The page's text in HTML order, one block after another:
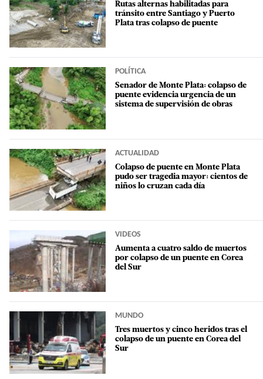
Rutas alternas habilitadas para
tránsito entre Santiago y Puerto
Plata tras colapso de puente
POLÍTICA
Senador de Monte Plata: colapso de
puente evidencia urgencia de un
sistema de supervisión de obras
ACTUALIDAD
Colapso de puente en Monte Plata
pudo ser tragedia mayor: cientos de
niños lo cruzan cada día
VIDEOS
Aumenta a cuatro saldo de muertos
por colapso de un puente en Corea
del Sur
MUNDO
Tres muertos y cinco heridos tras el
colapso de un puente en Corea del
Sur